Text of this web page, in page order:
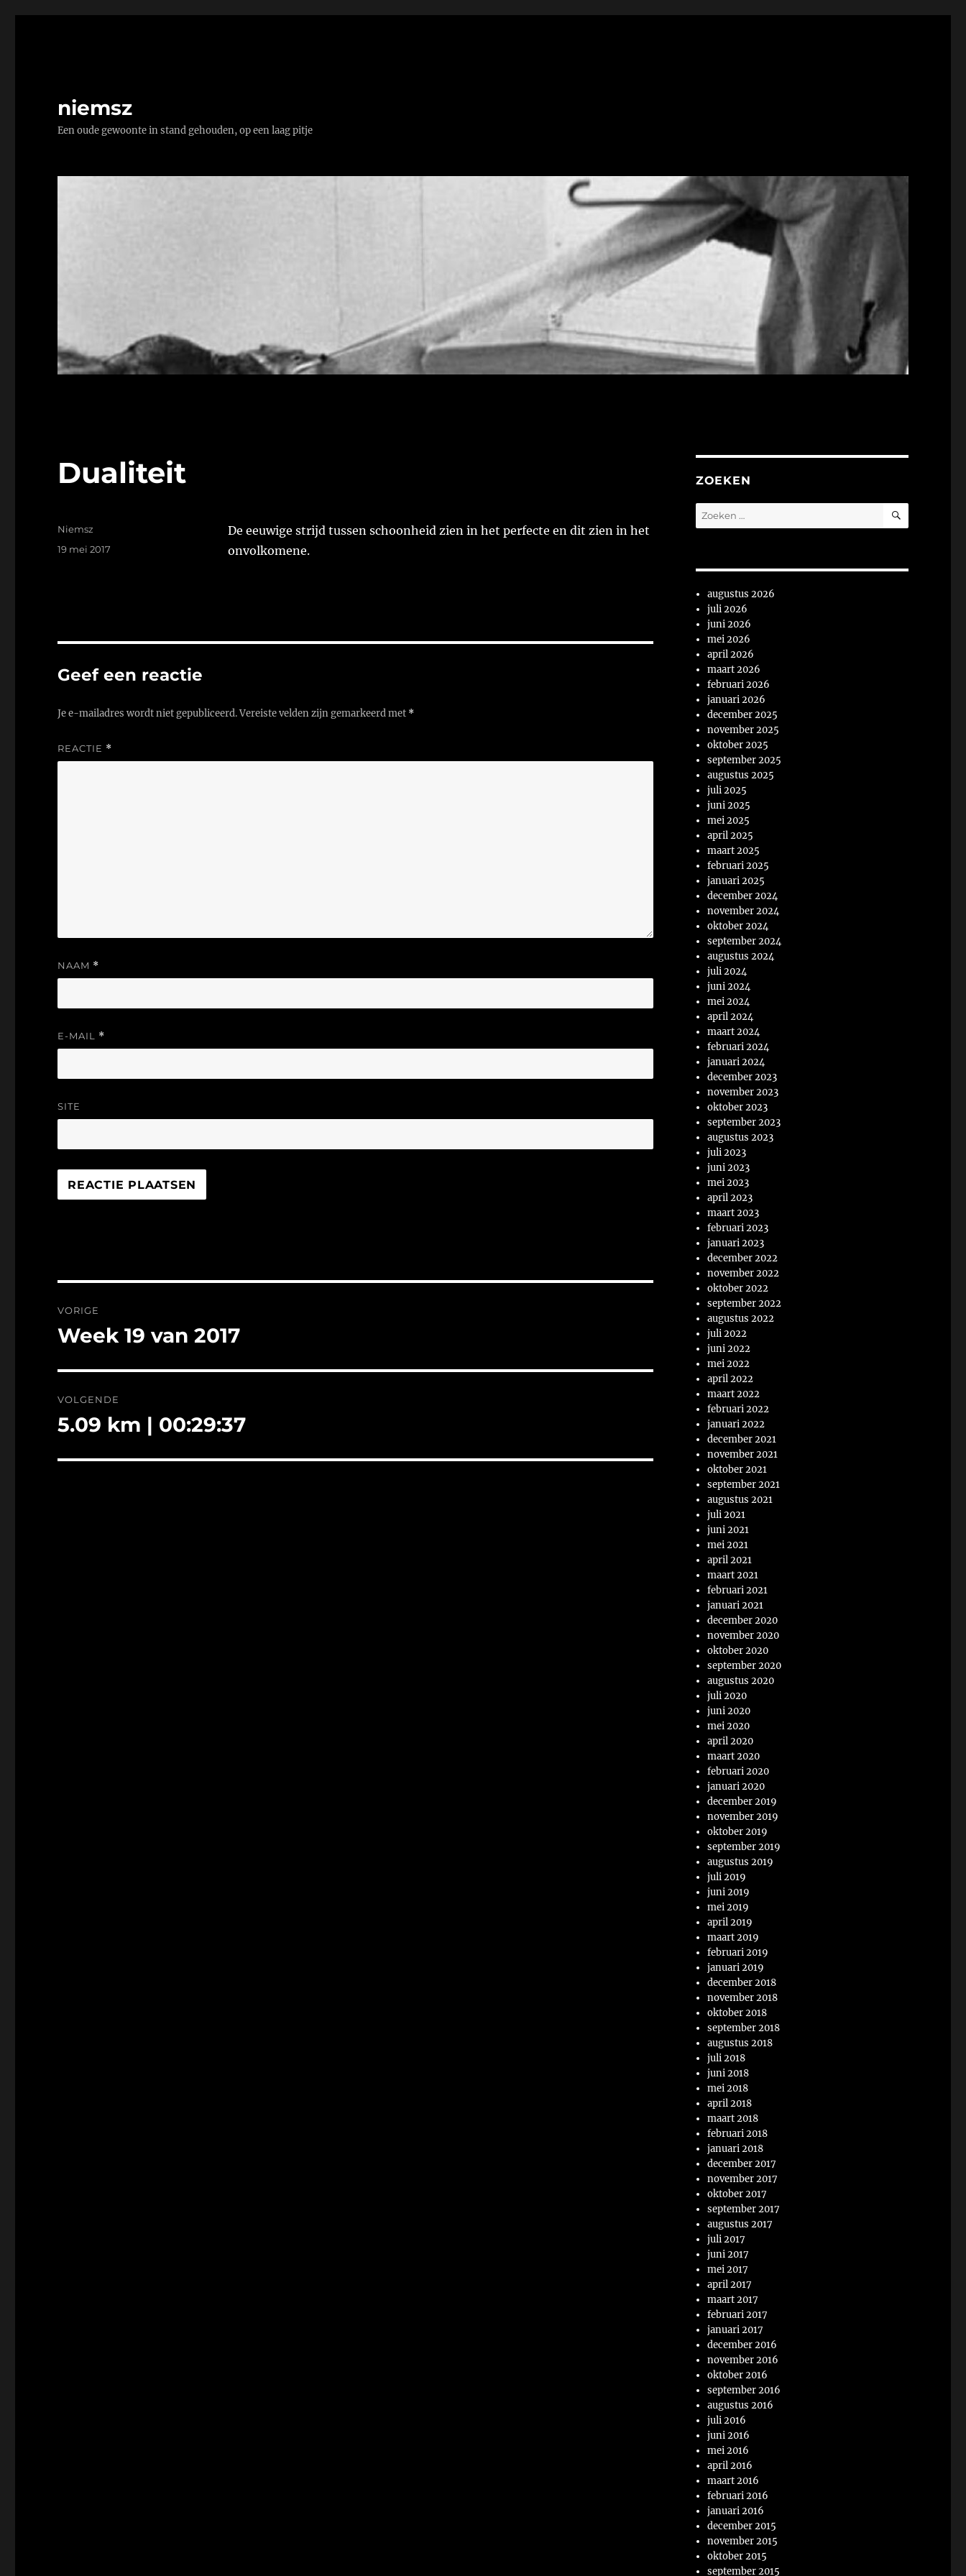
niemsz
Een oude gewoonte in stand gehouden, op een laag pitje
Dualiteit
De eeuwige strijd tussen schoonheid zien in het perfecte en dit zien in het
onvolkomene.
Auteur
Niemsz
Geplaatst
19 mei 2017
Geef een reactie
Je e-mailadres wordt niet gepubliceerd.Vereiste velden zijn gemarkeerd met *
REACTIE *
NAAM *
E-MAIL *
SITE
navigatie
VORIGE
Vorig
Week 19 van 2017
VOLGENDE
Volgend
5.09 km | 00:29:37
ZOEKEN
Zoeken
naar:
ZOEKEN
augustus 2026
juli 2026
juni 2026
mei 2026
april 2026
maart 2026
februari 2026
januari 2026
december 2025
november 2025
oktober 2025
september 2025
augustus 2025
juli 2025
juni 2025
mei 2025
april 2025
maart 2025
februari 2025
januari 2025
december 2024
november 2024
oktober 2024
september 2024
augustus 2024
juli 2024
juni 2024
mei 2024
april 2024
maart 2024
februari 2024
januari 2024
december 2023
november 2023
oktober 2023
september 2023
augustus 2023
juli 2023
juni 2023
mei 2023
april 2023
maart 2023
februari 2023
januari 2023
december 2022
november 2022
oktober 2022
september 2022
augustus 2022
juli 2022
juni 2022
mei 2022
april 2022
maart 2022
februari 2022
januari 2022
december 2021
november 2021
oktober 2021
september 2021
augustus 2021
juli 2021
juni 2021
mei 2021
april 2021
maart 2021
februari 2021
januari 2021
december 2020
november 2020
oktober 2020
september 2020
augustus 2020
juli 2020
juni 2020
mei 2020
april 2020
maart 2020
februari 2020
januari 2020
december 2019
november 2019
oktober 2019
september 2019
augustus 2019
juli 2019
juni 2019
mei 2019
april 2019
maart 2019
februari 2019
januari 2019
december 2018
november 2018
oktober 2018
september 2018
augustus 2018
juli 2018
juni 2018
mei 2018
april 2018
maart 2018
februari 2018
januari 2018
december 2017
november 2017
oktober 2017
september 2017
augustus 2017
juli 2017
juni 2017
mei 2017
april 2017
maart 2017
februari 2017
januari 2017
december 2016
november 2016
oktober 2016
september 2016
augustus 2016
juli 2016
juni 2016
mei 2016
april 2016
maart 2016
februari 2016
januari 2016
december 2015
november 2015
oktober 2015
september 2015